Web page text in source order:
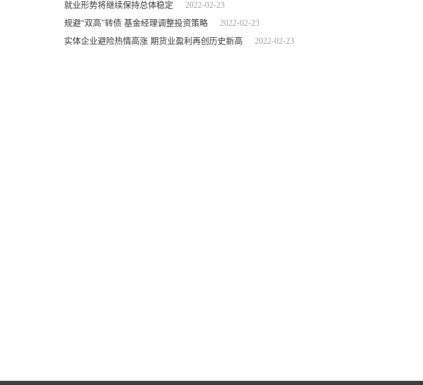
就业形势将继续保持总体稳定
2022-02-23
规避“双高”转债 基金经理调整投资策略
2022-02-23
实体企业避险热情高涨 期货业盈利再创历史新高
2022-02-23